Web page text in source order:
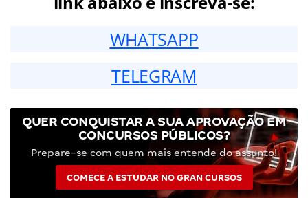
WHATSAPP
TELEGRAM
QUER CONQUISTAR A SUA APROVAÇÃO EM
CONCURSOS PÚBLICOS?
Prepare-se com quem mais entende do assunto!
COMECE A ESTUDAR NO GRAN CURSOS